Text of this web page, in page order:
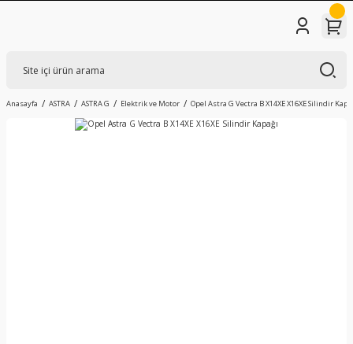
Anasayfa ASTRA ASTRA G Elektrik ve Motor Opel Astra G Vectra B X14XE X16XE Silindir